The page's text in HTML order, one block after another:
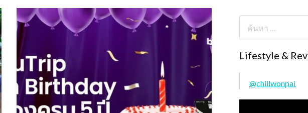
Lifestyle &
@chillwonpai